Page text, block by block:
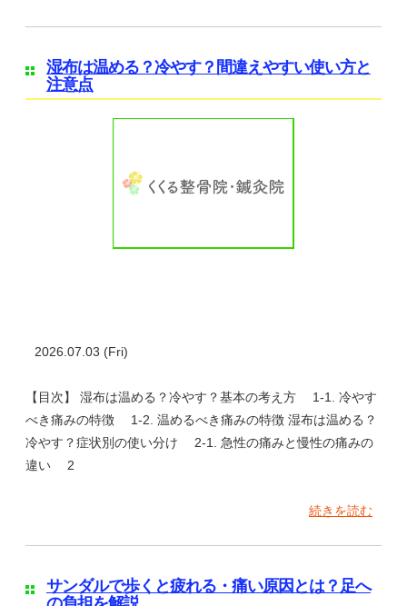
湿布は温める？冷やす？間違えやすい使い方と
注意点
2026.07.03 (Fri)
【目次】 湿布は温める？冷やす？基本の考え方 1-1. 冷やす
べき痛みの特徴 1-2. 温めるべき痛みの特徴 湿布は温める？
冷やす？症状別の使い分け 2-1. 急性の痛みと慢性の痛みの
違い 2
続きを読む
サンダルで歩くと疲れる・痛い原因とは？足へ